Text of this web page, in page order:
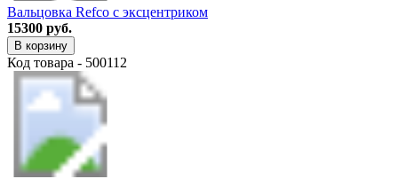
Вальцовка Refco с эксцентриком
15300 руб.
В корзину
Код товара - 500112